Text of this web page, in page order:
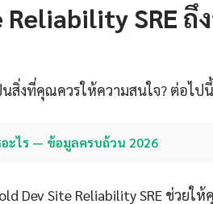
Reliability SRE
นสิ่งที่คุณควรให้ความสนใจ? ต่อไ
ะไร — ข้อมูลครบถ้วน 2026
Dev Site Reliability SRE ช่วยใ